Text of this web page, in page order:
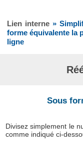
Lien interne »
forme équivalente la
ligne
Sous
Divisez simplement le
comme indiqué ci-